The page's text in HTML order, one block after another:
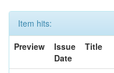
Item hits:
Preview
Issue
Date
Title